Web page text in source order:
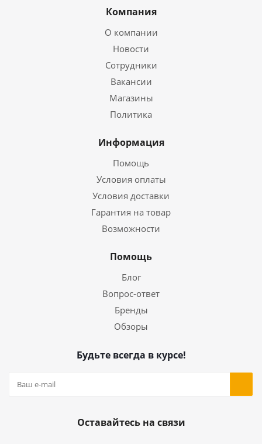
Компания
О компании
Новости
Сотрудники
Вакансии
Магазины
Политика
Информация
Помощь
Условия оплаты
Условия доставки
Гарантия на товар
Возможности
Помощь
Блог
Вопрос-ответ
Бренды
Обзоры
Будьте всегда в курсе!
Оставайтесь на связи